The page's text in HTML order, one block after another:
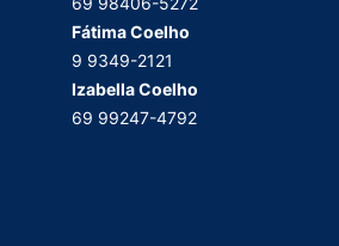
Fátima Coelho
9 9349-2121
Izabella Coelho
69 99247-4792